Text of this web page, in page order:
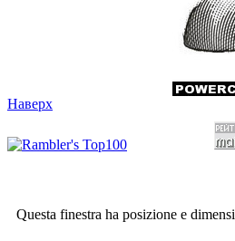
Наверх
Questa finestra ha posizione e